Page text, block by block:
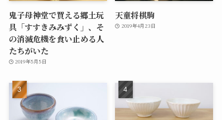
鬼子母神堂で買える郷土玩
具「すすきみみずく」、そ
の消滅危機を食い止める人
たちがいた
2019年5月5日
天童将棋駒
2019年4月23日